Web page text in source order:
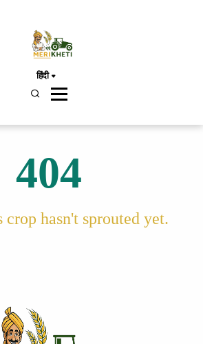
हिंदी
404
crop hasn't sprouted yet.